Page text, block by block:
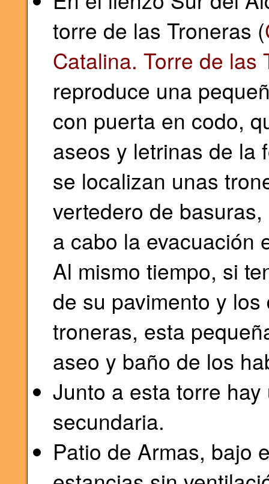
torre de las Troneras (
Catalina. Torre de las
reproduce una
con puerta en codo,
aseos y letrinas de la
se localizan unas
vertedero de
a cabo la evacuación
Al mismo tiempo, si
de su pavimento y
troneras, esta
aseo y baño de los
Junto a esta torre
secundaria.
Patio de Armas, bajo